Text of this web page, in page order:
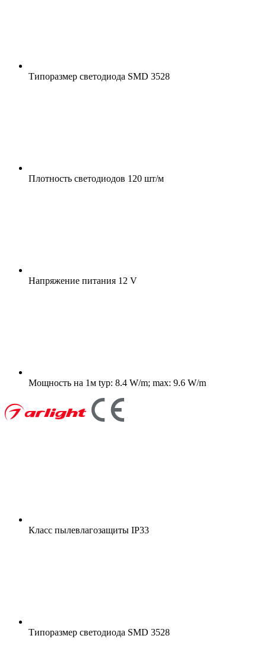
Типоразмер светодиода SMD 3528
Плотность светодиодов 120 шт/м
Напряжение питания 12 V
Мощность на 1м typ: 8.4 W/m; max: 9.6 W/m
Класс пылевлагозащиты IP33
Типоразмер светодиода SMD 3528